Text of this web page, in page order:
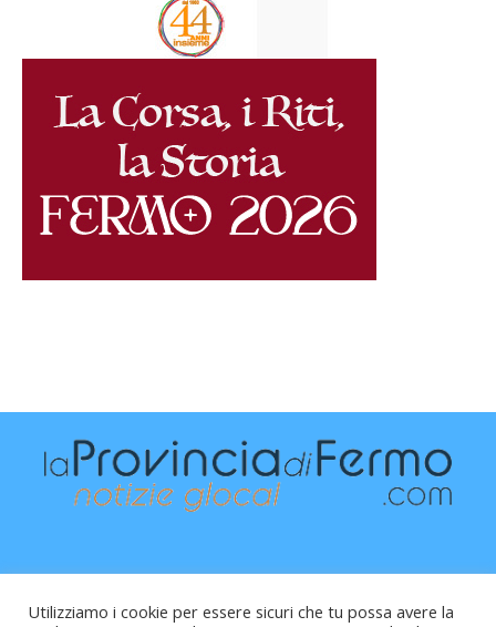
Utilizziamo i cookie per essere sicuri che tu possa avere la